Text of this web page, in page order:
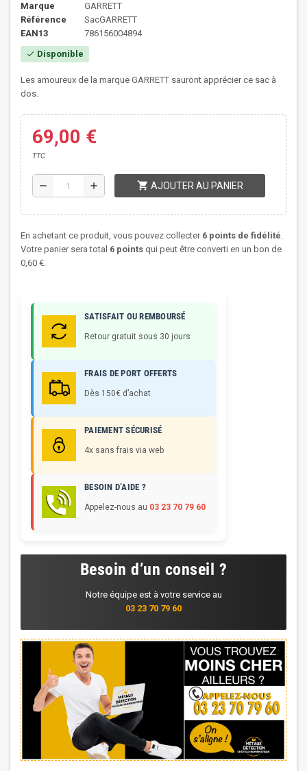
Marque
GARRETT
Référence
SacGARRETT
EAN13
786156004894
check Disponible
Les amoureux de la marque GARRETT sauront apprécier ce sac à
dos.
69,00 €
TTC
remove add shopping_cart AJOUTER AU PANIER
En achetant ce produit, vous pouvez collecter 6 points de fidélité.
Votre panier sera total 6 points qui peut être converti en un bon de
0,60 €.
SATISFAIT OU REMBOURSÉ
Retour gratuit sous 30 jours
FRAIS DE PORT OFFERTS
Dès 150€ d’achat
PAIEMENT SÉCURISÉ
4x sans frais via web
BESOIN D’AIDE ?
Appelez-nous au 03 23 70 79 60
Besoin d’un conseil ?
Notre équipe est à votre service au
03 23 70 79 60